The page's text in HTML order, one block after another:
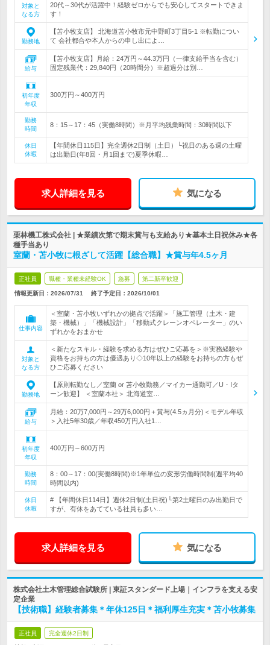
対象と
なる方
20代～30代が活躍中！経験ゼロからでも安心してスタートできま
す！
勤務地
【苫小牧支店】 北海道苫小牧市元中野町3丁目5-1 ※転勤につい
て 会社都合や本人からの申し出によ…
給与
【苫小牧支店】月給：24万円～44.3万円（一律支給手当を含む）
固定残業代：29,840円（20時間分）※超過分は別…
初年度
年収
300万円～400万円
勤務
時間
8：15～17：45（実働8時間）※月平均残業時間：30時間以下
休日
休暇
【年間休日115日】完全週休2日制（土日）└祝日のある週の土曜
は出勤日(年8回・月1回まで)夏季休暇…
求人詳細を見る 気になる
栗林機工株式会社 | ★業績次第で期末賞与も支給あり★基本土日祝休み★各
種手当あり
室蘭・苫小牧に根ざして活躍【総合職】★賞与年4.5ヶ月
正社員 職種・業種未経験OK 急募 第二新卒歓迎
情報更新日：2026/07/31 終了予定日： 2026/10/01
仕事内容
＜室蘭・苫小牧いずれかの拠点で活躍＞「施工管理（土木・建
築・機械）」「機械設計」「移動式クレーンオペレーター」のい
ずれかをおまかせ
対象と
なる方
＜新たなスキル・経験を求める方はぜひご応募を＞※実務経験や
資格をお持ちの方は優遇あり◇10年以上の経験をお持ちの方もぜ
ひご応募ください
勤務地
【原則転勤なし／室蘭 or 苫小牧勤務／マイカー通勤可／U・Iタ
ーン歓迎】 ＜室蘭本社＞ 北海道室…
給与
月給：20万7,000円～29万6,000円＋賞与(4.5ヵ月分)＜モデル年収
＞入社5年30歳／年収450万円入社1…
初年度
年収
400万円～600万円
勤務
時間
8：00～17：00(実働8時間)※1年単位の変形労働時間制(週平均40
時間以内)
休日
休暇
# 【年間休日114日】週休2日制(土日祝)└第2土曜日のみ出勤日で
すが、有休をあてている社員も多い…
求人詳細を見る 気になる
株式会社土木管理総合試験所 | 東証スタンダード上場｜インフラを支える安
定企業
【技術職】経験者募集＊年休125日＊福利厚生充実＊苫小牧募集
正社員 完全週休2日制